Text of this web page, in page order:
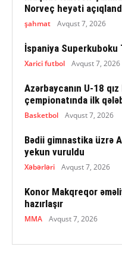
Norveç heyəti
şahmat Avqust 7, 2026
İspaniya
Xarici futbol Avqust 7, 2026
Azərbaycanın U-18
çempionatında ilk
Basketbol Avqust 7, 2026
Bədii gimnastika üzrə
yekun vuruldu
Xəbərləri Avqust 7, 2026
Konor Makqreqor
hazırlaşır
MMA Avqust 7, 2026